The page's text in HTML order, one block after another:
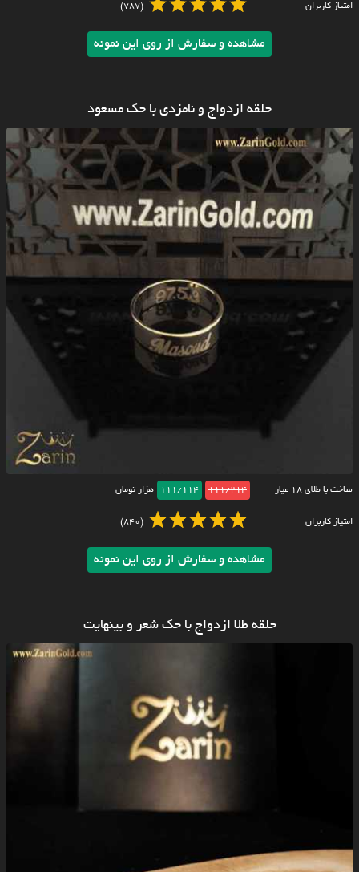
امتیاز کاربران (787)
مشاهده و سفارش از روی این نمونه
حلقه ازدواج و نامزدی با حک مسعود
ساخت با طلای ۱۸ عیار 111/214
111/114 هزار تومان
امتیاز کاربران (840)
مشاهده و سفارش از روی این نمونه
حلقه طلا ازدواج با حک شعر و بینهایت